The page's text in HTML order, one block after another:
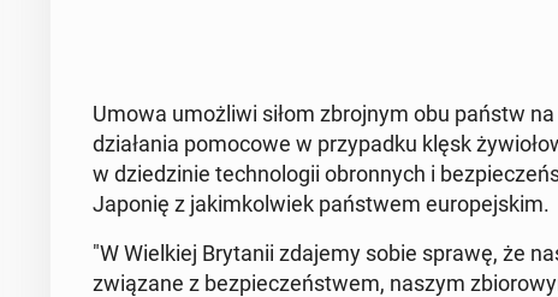
Umowa umoż­li­wi siłom zbroj­nym obu państw
dzia­ła­nia po­mo­co­we w przy­pad­ku klęsk
w dzie­dzi­nie tech­no­lo­gii obron­nych i
Japonię z ja­kim­kol­wiek pań­stwem eu­ro­pej­skim.
"W Wiel­kiej Bry­ta­nii zdajemy sobie sprawę, że
zwią­za­ne z bez­pie­czeń­stwem, naszym